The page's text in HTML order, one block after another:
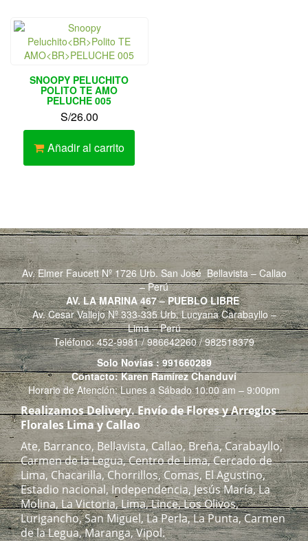
SNOOPY PELUCHITO
POLITO TE AMO
PELUCHE 005
S/26.00
Añadir al carrito
Av. Elmer Faucett Nº 1726 Urb. San José Bellavista – Callao
– Perú
AV. LA MARINA 467 – PUEBLO LIBRE
Av. Cesar Vallejo Nº 333-335 Urb. Lucyana Carabayllo –
Lima – Perú
Teléfono: 452-9981 / 986642260 / 982518379
Solo Novias : 991660289
Contacto: Karen Ramírez Chanduví
Horario de Atención: Lunes a Sábado 10:00 am – 9:00pm
Realizamos Delivery.Envío de Flores y Arreglos
Florales Lima y Callao
Ate, Barranco, Bellavista, Callao, Breña, Carabayllo,
Carmen de la Legua, Centro de Lima, Cercado de
Lima, Chacarilla, Chorrillos, Comas, El Agustino,
Estadio nacional, Independencia, Jesús María, La
Molina, La Victoria, Lima, Lince, Los Olivos,
Lurigancho, San Miguel, La Perla, La Punta, Carmen
de la Legua, Maranga, Vipol.